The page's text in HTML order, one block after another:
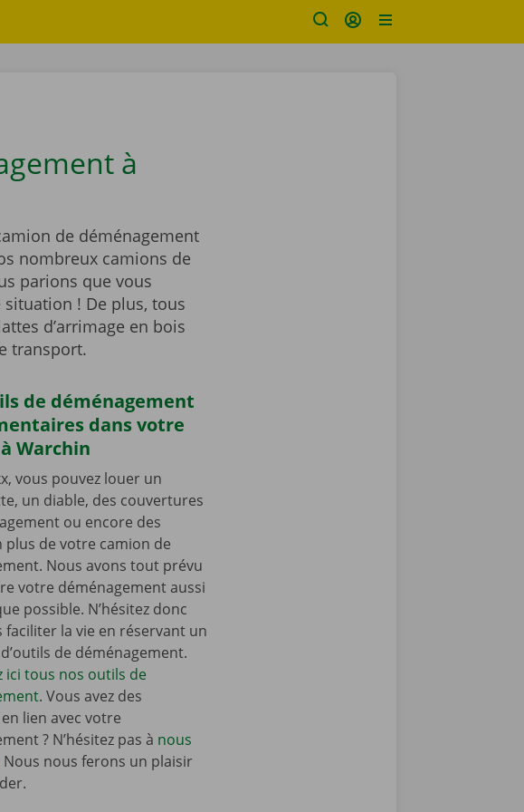
à
de déménagement
nombreux camions de
parions que vous
! De plus, tous
d’arrimage en bois
transport.
de déménagement
dans votre
Warchin
vous pouvez louer un
un diable, des couvertures
ou encore des
plus de votre camion de
Nous avons tout prévu
votre déménagement aussi
possible. N’hésitez donc
faciliter la vie en réservant un
de déménagement.
ici tous nos outils de
. Vous avez des
lien avec votre
? N’hésitez pas à nous
Nous nous ferons un plaisir